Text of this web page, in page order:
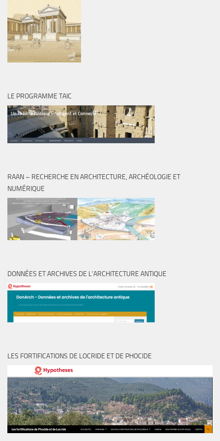
LE PROGRAMME TAIC
RAAN – RECHERCHE EN ARCHITECTURE, ARCHÉOLOGIE ET
NUMÉRIQUE
DONNÉES ET ARCHIVES DE L’ARCHITECTURE ANTIQUE
LES FORTIFICATIONS DE LOCRIDE ET DE PHOCIDE